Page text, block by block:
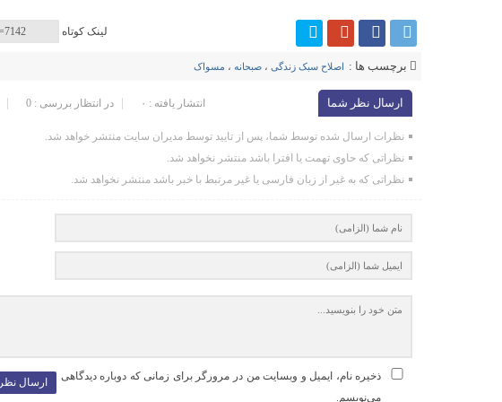
لینک کوتاه
برچسب ها : اصلاح سبک زندگی ، صبحانه ، مسواک
ارسال نظر شما در انتظار بررسی : 0 انتشار یافته : ۰
نظرات ارسال شده توسط شما، پس از تایید توسط مدیران سایت منتشر خواهد شد.
نظراتی که حاوی تهمت یا افترا باشد منتشر نخواهد شد.
نظراتی که به غیر از زبان فارسی یا غیر مرتبط با خبر باشد منتشر نخواهد شد.
ارسال نظر
ذخیره نام، ایمیل و وبسایت من در مرورگر برای زمانی که دوباره دیدگاهی
می‌نویسم.